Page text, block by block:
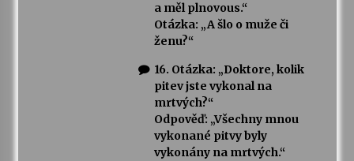
a měl plnovous.“
Otázka: „A šlo o muže či
ženu?“
16. Otázka: „Doktore, kolik
pitev jste vykonal na
mrtvých?“
Odpověď: „Všechny mnou
vykonané pitvy byly
vykonány na mrtvých.“